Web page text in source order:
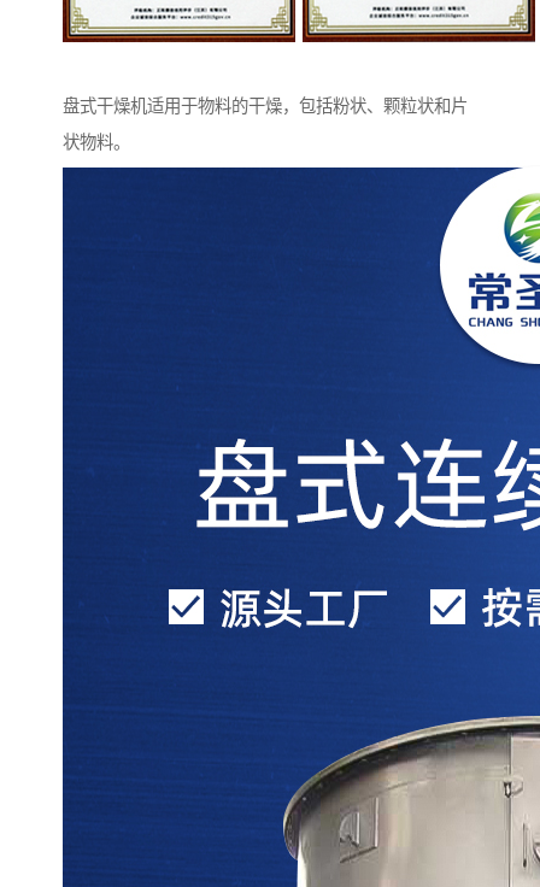
盘式干燥机适用于物料的干燥，包括粉状、颗粒状和片
状物料。